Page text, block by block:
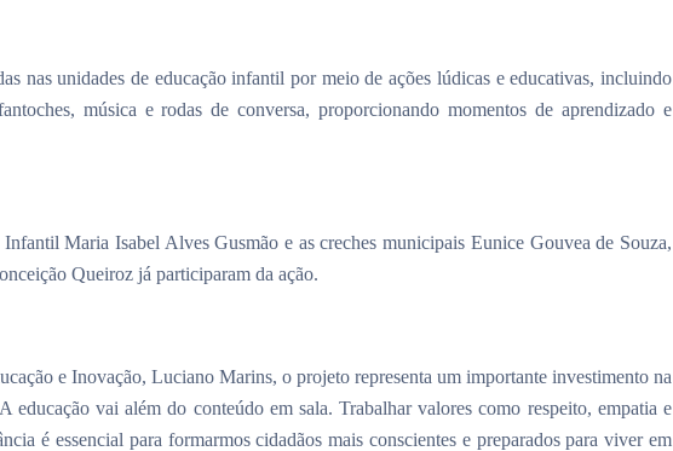
nas unidades de educação infantil por meio de ações lúdicas e educativas, incluindo
música e rodas de conversa, proporcionando momentos de aprendizado e
Maria Isabel Alves Gusmão e as creches municipais Eunice Gouvea de Souza,
Queiroz já participaram da ação.
e Inovação, Luciano Marins, o projeto representa um importante investimento na
educação vai além do conteúdo em sala. Trabalhar valores como respeito, empatia e
é essencial para formarmos cidadãos mais conscientes e preparados para viver em